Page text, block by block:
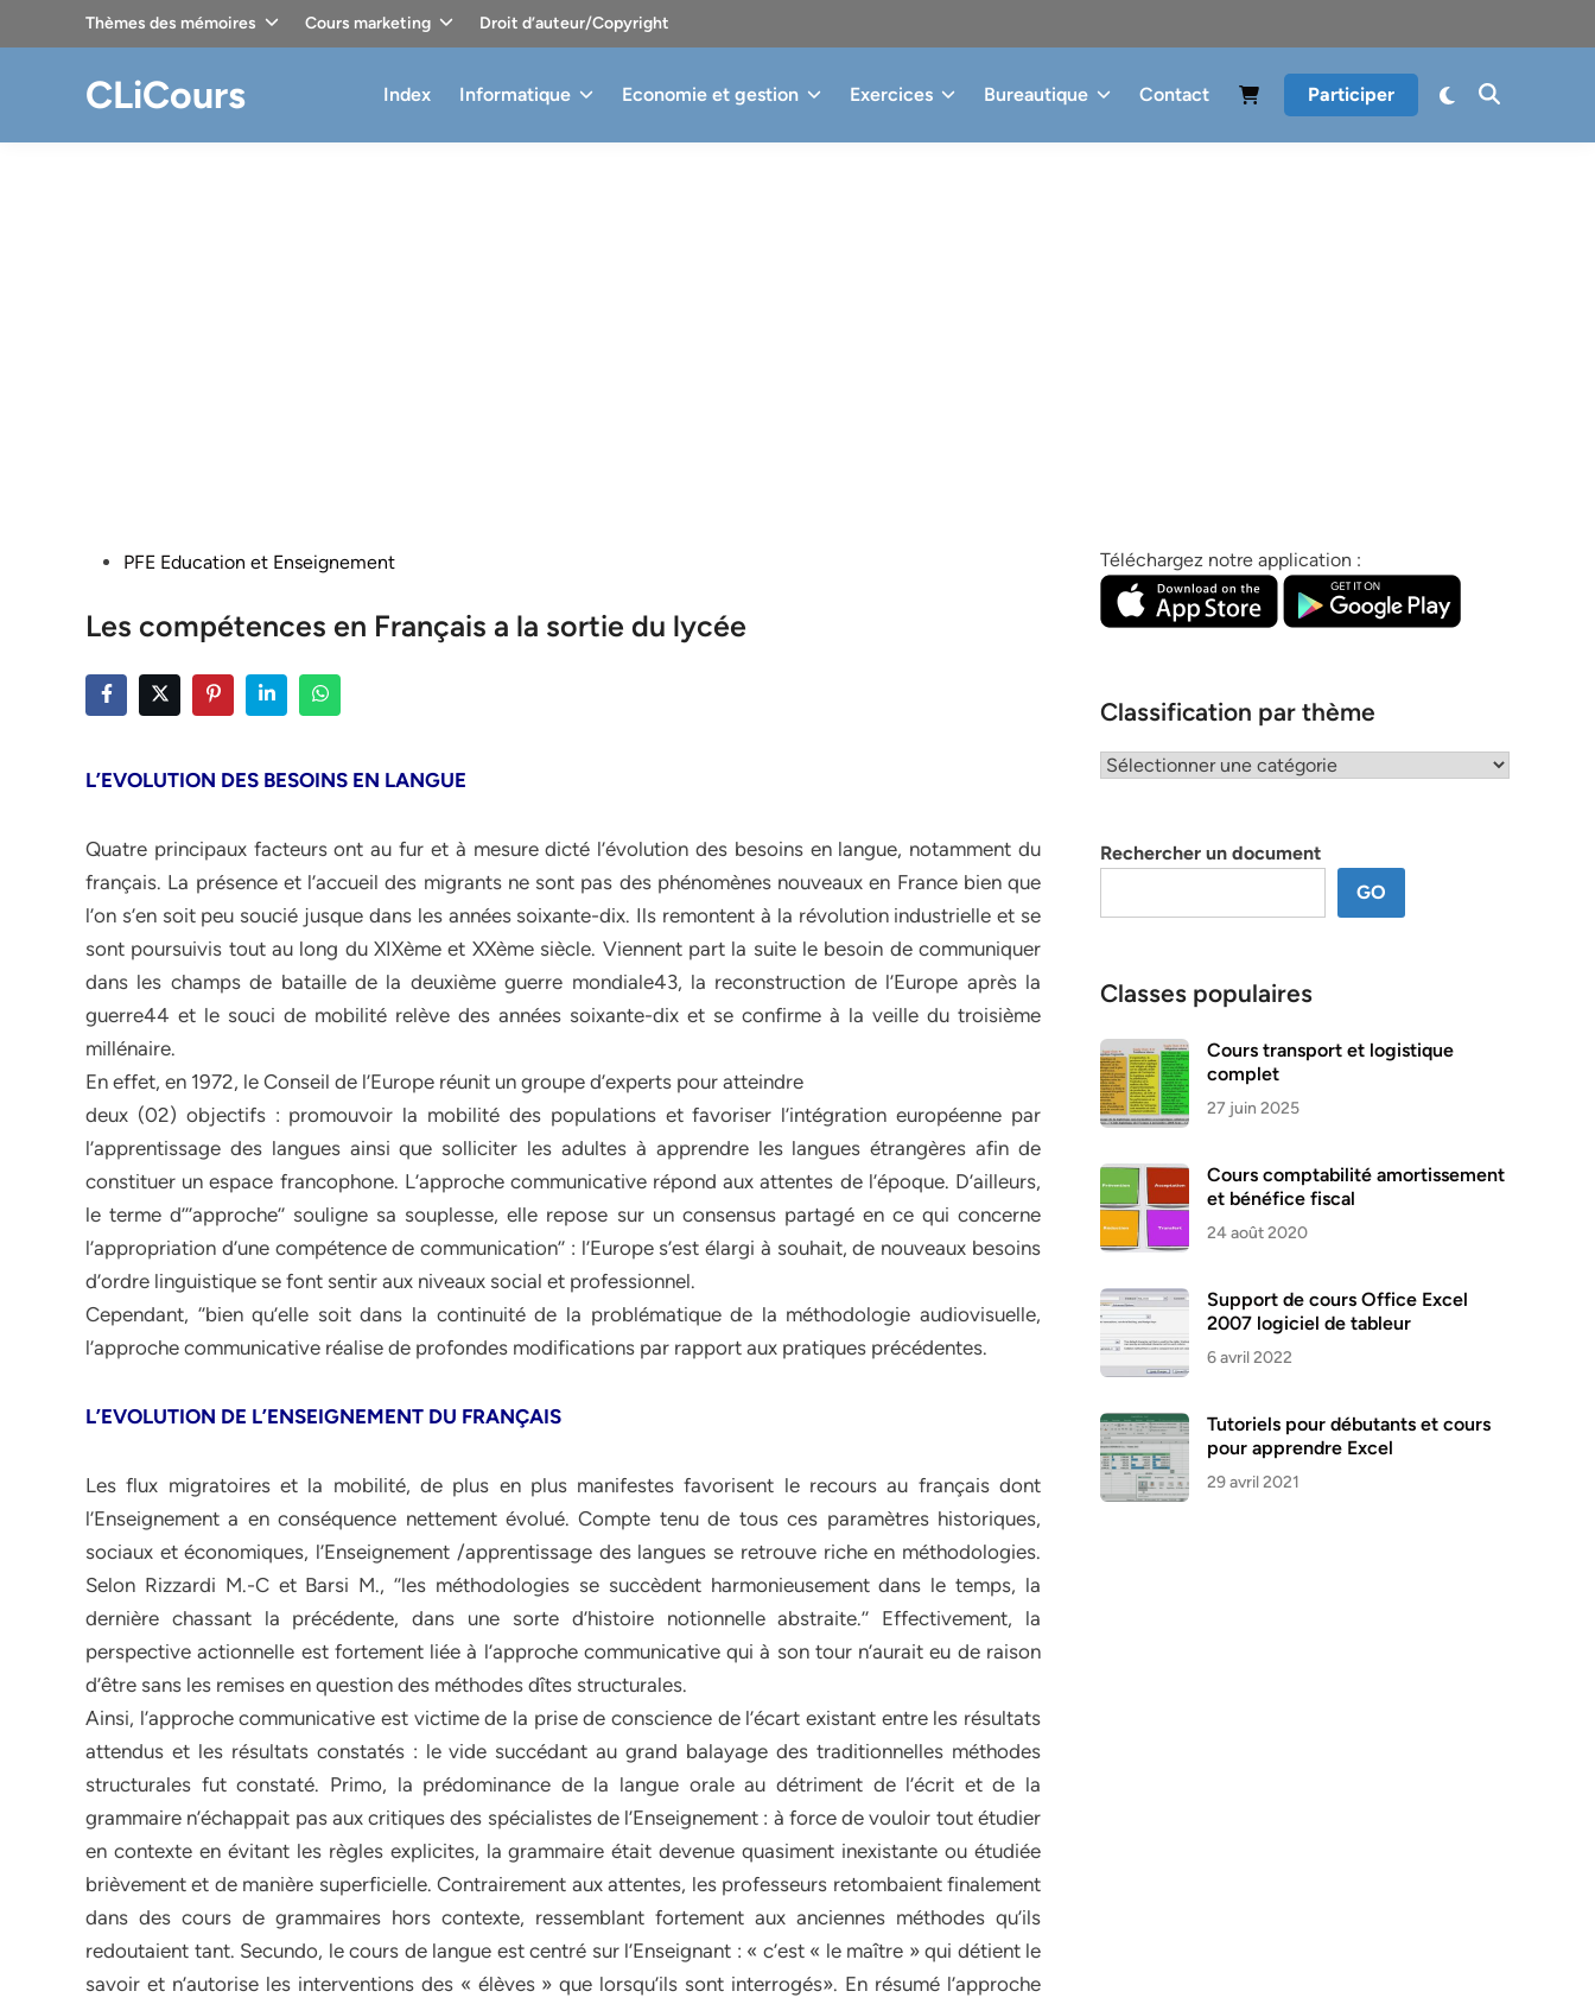
Thèmes des mémoires Cours marketing Droit d’auteur/Copyright
CLiCours Index Informatique Economie et gestion Exercices Bureautique Contact Participer
PostedPFE Education et Enseignement
Les compétences en Français a la sortie du lycée
L’EVOLUTION DES BESOINS EN LANGUE
Quatre principaux facteurs ont au fur et à mesure dicté l’évolution des besoins en langue, notamment du
français. La présence et l’accueil des migrants ne sont pas des phénomènes nouveaux en France bien que
l’on s’en soit peu soucié jusque dans les années soixante-dix. Ils remontent à la révolution industrielle et se
sont poursuivis tout au long du XIXème et XXème siècle. Viennent part la suite le besoin de communiquer
dans les champs de bataille de la deuxième guerre mondiale43, la reconstruction de l’Europe après la
guerre44 et le souci de mobilité relève des années soixante-dix et se confirme à la veille du troisième
millénaire.
En effet, en 1972, le Conseil de l’Europe réunit un groupe d’experts pour atteindre
deux (02) objectifs : promouvoir la mobilité des populations et favoriser l’intégration européenne par
l’apprentissage des langues ainsi que solliciter les adultes à apprendre les langues étrangères afin de
constituer un espace francophone. L’approche communicative répond aux attentes de l’époque. D’ailleurs,
le terme d’’’approche’’ souligne sa souplesse, elle repose sur un consensus partagé en ce qui concerne
l’appropriation d’une compétence de communication’’ : l’Europe s’est élargi à souhait, de nouveaux besoins
d’ordre linguistique se font sentir aux niveaux social et professionnel.
Cependant, ‘’bien qu’elle soit dans la continuité de la problématique de la méthodologie audiovisuelle,
l’approche communicative réalise de profondes modifications par rapport aux pratiques précédentes.
L’EVOLUTION DE L’ENSEIGNEMENT DU FRANÇAIS
Les flux migratoires et la mobilité, de plus en plus manifestes favorisent le recours au français dont
l’Enseignement a en conséquence nettement évolué. Compte tenu de tous ces paramètres historiques,
sociaux et économiques, l’Enseignement /apprentissage des langues se retrouve riche en méthodologies.
Selon Rizzardi M.-C et Barsi M., ‘’les méthodologies se succèdent harmonieusement dans le temps, la
dernière chassant la précédente, dans une sorte d’histoire notionnelle abstraite.’’ Effectivement, la
perspective actionnelle est fortement liée à l’approche communicative qui à son tour n’aurait eu de raison
d’être sans les remises en question des méthodes dîtes structurales.
Ainsi, l’approche communicative est victime de la prise de conscience de l’écart existant entre les résultats
attendus et les résultats constatés : le vide succédant au grand balayage des traditionnelles méthodes
structurales fut constaté. Primo, la prédominance de la langue orale au détriment de l’écrit et de la
grammaire n’échappait pas aux critiques des spécialistes de l’Enseignement : à force de vouloir tout étudier
en contexte en évitant les règles explicites, la grammaire était devenue quasiment inexistante ou étudiée
brièvement et de manière superficielle. Contrairement aux attentes, les professeurs retombaient finalement
dans des cours de grammaires hors contexte, ressemblant fortement aux anciennes méthodes qu’ils
redoutaient tant. Secundo, le cours de langue est centré sur l’Enseignant : « c’est « le maître » qui détient le
savoir et n’autorise les interventions des « élèves » que lorsqu’ils sont interrogés». En résumé l’approche
Téléchargez notre application :
Classification par thème
Classification
Rechercher un document
GO
Classes populaires
Cours transport et logistique
complet
27 juin 2025
Cours comptabilité amortissement
et bénéfice fiscal
24 août 2020
Support de cours Office Excel
2007 logiciel de tableur
6 avril 2022
Tutoriels pour débutants et cours
pour apprendre Excel
29 avril 2021